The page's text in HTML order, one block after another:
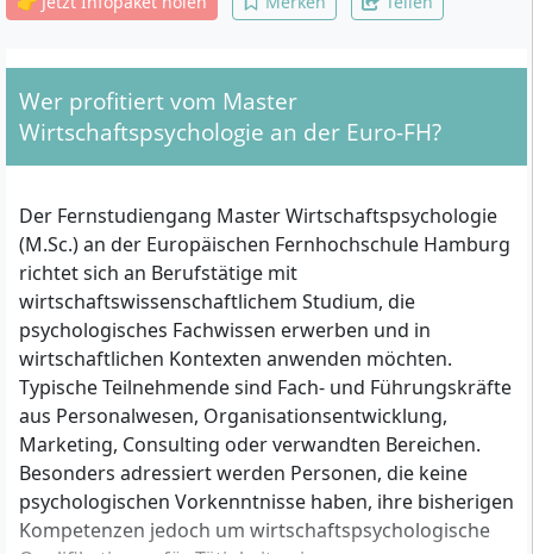
Wer profitiert vom Master
Wirtschaftspsychologie an der Euro-FH?
Der Fernstudiengang Master Wirtschaftspsychologie
(M.Sc.) an der Europäischen Fernhochschule Hamburg
richtet sich an Berufstätige mit
wirtschaftswissenschaftlichem Studium, die
psychologisches Fachwissen erwerben und in
wirtschaftlichen Kontexten anwenden möchten.
Typische Teilnehmende sind Fach- und Führungskräfte
aus Personalwesen, Organisationsentwicklung,
Marketing, Consulting oder verwandten Bereichen.
Besonders adressiert werden Personen, die keine
psychologischen Vorkenntnisse haben, ihre bisherigen
Kompetenzen jedoch um wirtschaftspsychologische